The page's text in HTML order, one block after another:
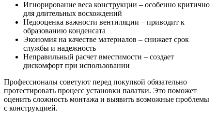
Игнорирование веса конструкции – особенно критично
для длительных восхождений
Недооценка важности вентиляции – приводит к
образованию конденсата
Экономия на качестве материалов – снижает срок
службы и надежность
Неправильный расчет вместимости – создает
дискомфорт при использовании
Профессионалы советуют перед покупкой обязательно
протестировать процесс установки палатки. Это поможет
оценить сложность монтажа и выявить возможные проблемы
с конструкцией.